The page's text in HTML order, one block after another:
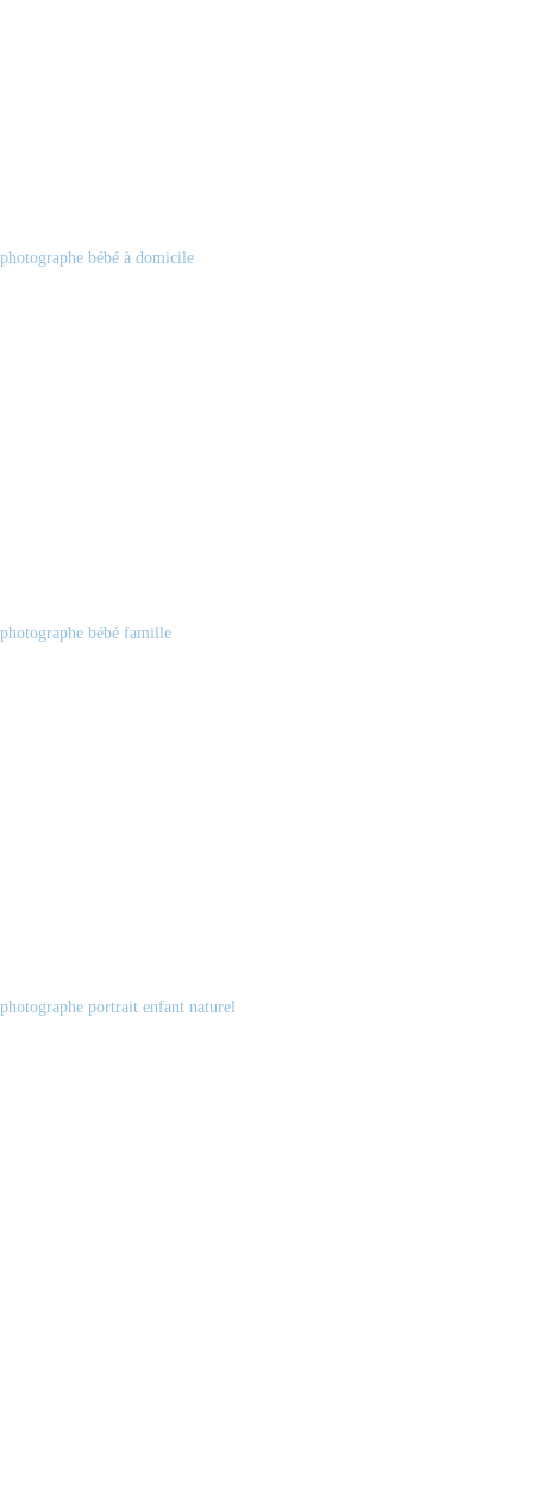
photographe bébé à domicile
photographe bébé famille
photographe portrait enfant naturel